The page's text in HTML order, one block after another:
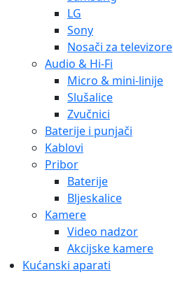
LG
Sony
Nosači za televizore
Audio & Hi-Fi
Micro & mini-linije
Slušalice
Zvučnici
Baterije i punjači
Kablovi
Pribor
Baterije
Bljeskalice
Kamere
Video nadzor
Akcijske kamere
Kućanski aparati